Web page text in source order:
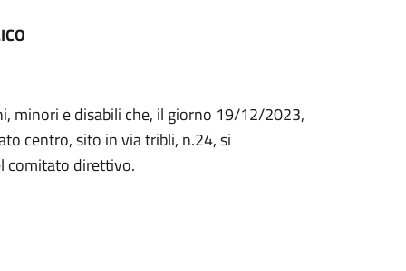
minori e disabili che, il giorno 19/12/2023,
centro, sito in via tribli, n.24, si
comitato direttivo.